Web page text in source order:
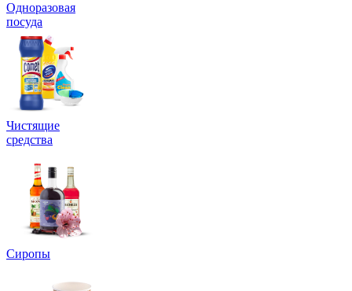
Одноразовая
посуда
Чистящие
средства
Сиропы